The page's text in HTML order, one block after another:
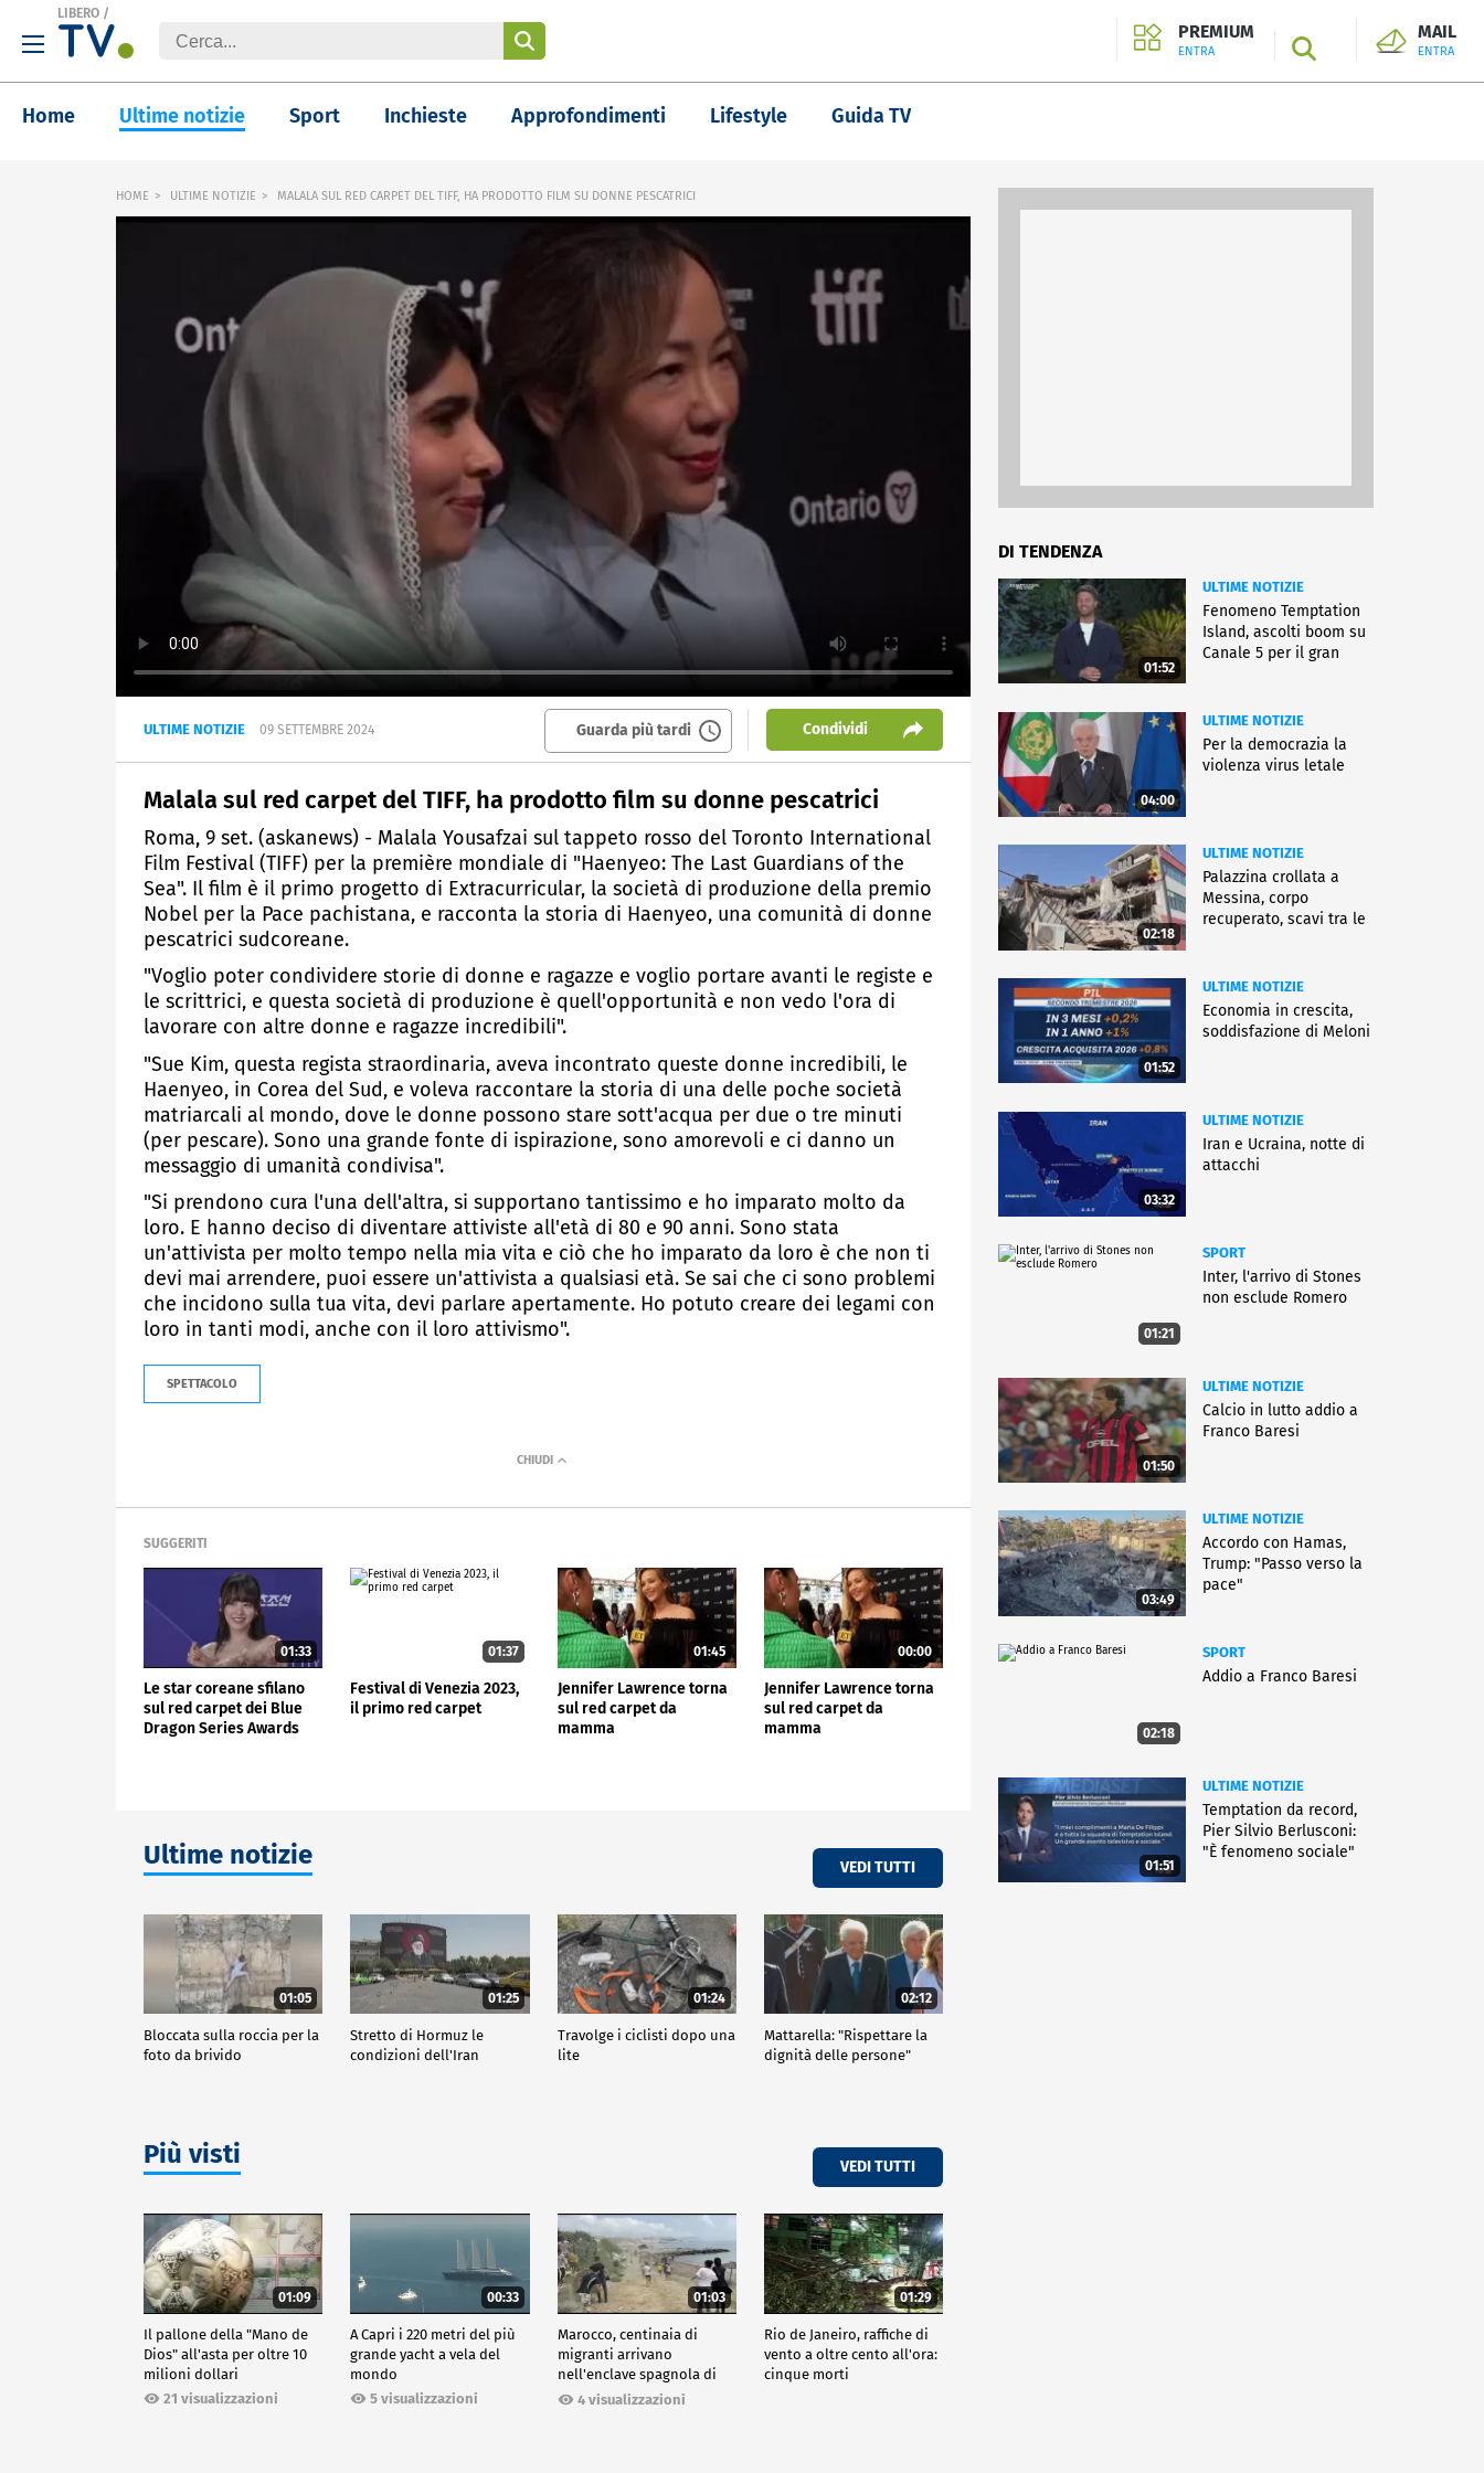
LIBERO /
PREMIUM
ENTRA SEARCH
MAIL
ENTRA
Home Ultime notizie Sport Inchieste Approfondimenti Lifestyle Guida TV
HOME ULTIME NOTIZIE MALALA SUL RED CARPET DEL TIFF, HA PRODOTTO FILM SU DONNE PESCATRICI
ULTIME NOTIZIE 09 SETTEMBRE 2024 Guarda più tardi Condividi
Malala sul red carpet del TIFF, ha prodotto film su donne pescatrici
Roma, 9 set. (askanews) - Malala Yousafzai sul tappeto rosso del Toronto International
Film Festival (TIFF) per la première mondiale di "Haenyeo: The Last Guardians of the
Sea". Il film è il primo progetto di Extracurricular, la società di produzione della premio
Nobel per la Pace pachistana, e racconta la storia di Haenyeo, una comunità di donne
pescatrici sudcoreane.
"Voglio poter condividere storie di donne e ragazze e voglio portare avanti le registe e
le scrittrici, e questa società di produzione è quell'opportunità e non vedo l'ora di
lavorare con altre donne e ragazze incredibili".
"Sue Kim, questa regista straordinaria, aveva incontrato queste donne incredibili, le
Haenyeo, in Corea del Sud, e voleva raccontare la storia di una delle poche società
matriarcali al mondo, dove le donne possono stare sott'acqua per due o tre minuti
(per pescare). Sono una grande fonte di ispirazione, sono amorevoli e ci danno un
messaggio di umanità condivisa".
"Si prendono cura l'una dell'altra, si supportano tantissimo e ho imparato molto da
loro. E hanno deciso di diventare attiviste all'età di 80 e 90 anni. Sono stata
un'attivista per molto tempo nella mia vita e ciò che ho imparato da loro è che non ti
devi mai arrendere, puoi essere un'attivista a qualsiasi età. Se sai che ci sono problemi
che incidono sulla tua vita, devi parlare apertamente. Ho potuto creare dei legami con
loro in tanti modi, anche con il loro attivismo".
SPETTACOLO
SUGGERITI
01:33
Le star coreane sfilano
sul red carpet dei Blue
Dragon Series Awards
01:37
Festival di Venezia 2023,
il primo red carpet
01:45
Jennifer Lawrence torna
sul red carpet da
mamma
00:00
Jennifer Lawrence torna
sul red carpet da
mamma
Ultime notizie VEDI TUTTI
01:05
Bloccata sulla roccia per la
foto da brivido
01:25
Stretto di Hormuz le
condizioni dell'Iran
01:24
Travolge i ciclisti dopo una
lite
02:12
Mattarella: "Rispettare la
dignità delle persone"
Più visti VEDI TUTTI
01:09
Il pallone della "Mano de
Dios" all'asta per oltre 10
milioni dollari
21 visualizzazioni
00:33
A Capri i 220 metri del più
grande yacht a vela del
mondo
5 visualizzazioni
01:03
Marocco, centinaia di
migranti arrivano
nell'enclave spagnola di
Ceuta4 visualizzazioni
01:29
Rio de Janeiro, raffiche di
vento a oltre cento all'ora:
cinque morti
DI TENDENZA
01:52
ULTIME NOTIZIE
Fenomeno Temptation
Island, ascolti boom su
Canale 5 per il gran
04:00
ULTIME NOTIZIE
Per la democrazia la
violenza virus letale
02:18
ULTIME NOTIZIE
Palazzina crollata a
Messina, corpo
recuperato, scavi tra le
01:52
ULTIME NOTIZIE
Economia in crescita,
soddisfazione di Meloni
03:32
ULTIME NOTIZIE
Iran e Ucraina, notte di
attacchi
01:21
SPORT
Inter, l'arrivo di Stones
non esclude Romero
01:50
ULTIME NOTIZIE
Calcio in lutto addio a
Franco Baresi
03:49
ULTIME NOTIZIE
Accordo con Hamas,
Trump: "Passo verso la
pace"
02:18
SPORT
Addio a Franco Baresi
01:51
ULTIME NOTIZIE
Temptation da record,
Pier Silvio Berlusconi:
"È fenomeno sociale"